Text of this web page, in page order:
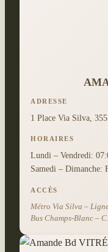
ADRESSE
1 Place Via Silva,
HORAIRES
Lundi – Vendredi:
Samedi – Dimanche:
ACCÈS
Métro Via Silva –
Bus Champs-Blanc –